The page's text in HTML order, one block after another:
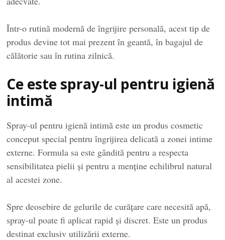
Într-o rutină modernă de îngrijire personală, acest tip de
produs devine tot mai prezent în geantă, în bagajul de
călătorie sau în rutina zilnică.
Ce este spray-ul pentru igienă
intimă
Spray-ul pentru igienă intimă este un produs cosmetic
conceput special pentru îngrijirea delicată a zonei intime
externe. Formula sa este gândită pentru a respecta
sensibilitatea pielii și pentru a menține echilibrul natural
al acestei zone.
Spre deosebire de gelurile de curățare care necesită apă,
spray-ul poate fi aplicat rapid și discret. Este un produs
destinat exclusiv utilizării externe.